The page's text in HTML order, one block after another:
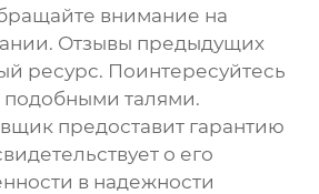
внимание на
Отзывы предыдущих
ресурс. Поинтересуйтесь
подобными талями.
предоставит гарантию
о его
в надежности